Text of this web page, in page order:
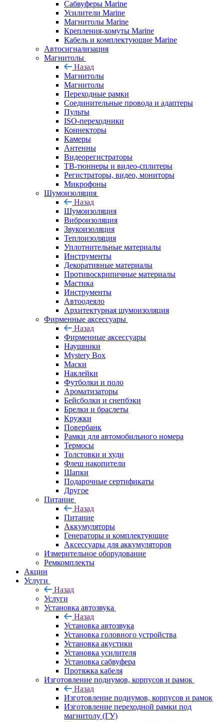
Сабвуферы Marine
Усилители Marine
Магнитолы Marine
Крепления-хомуты Marine
Кабель и комплектующие Marine
Автосигнализация
Магнитолы
Назад
Магнитолы
Магнитолы
Переходные рамки
Соединительные провода и адаптеры
Пульты
ISO-переходники
Коннекторы
Камеры
Антенны
Видеорегистраторы
ТВ-тюннеры и видео-сплитеры
Регистраторы, видео, мониторы
Микрофоны
Шумоизоляция
Назад
Шумоизоляция
Виброизоляция
Звукоизоляция
Теплоизоляция
Уплотнительные материалы
Инструменты
Декоративные материалы
Противоскрипичные материалы
Мастика
Инструменты
Автоодеяло
Архитектурная шумоизоляция
Фирменные аксессуары
Назад
Фирменные аксессуары
Наушники
Mystery Box
Маски
Наклейки
Футболки и поло
Ароматизаторы
Бейсболки и снепбэки
Брелки и браслеты
Кружки
Повербанк
Рамки для автомобильного номера
Термосы
Толстовки и худи
Флеш накопители
Шапки
Подарочные сертификаты
Другое
Питание
Назад
Питание
Аккумуляторы
Генераторы и комплектующие
Аксессуары для аккумуляторов
Измерительное оборудование
Ремкомплекты
Акции
Услуги
Назад
Услуги
Установка автозвука
Назад
Установка автозвука
Установка головного устройства
Установка акустики
Установка усилителя
Установка сабвуфера
Протяжка кабеля
Изготовление подиумов, корпусов и рамок
Назад
Изготовление подиумов, корпусов и рамок
Изготовление переходной рамки под
магнитолу (ГУ)